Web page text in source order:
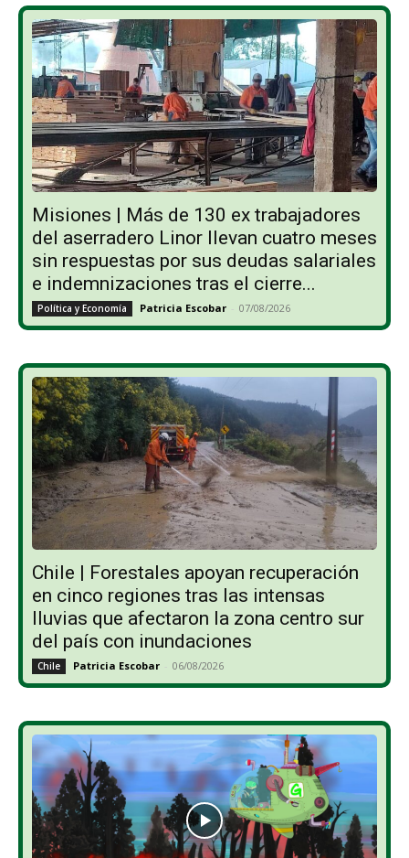
Misiones | Más de 130 ex trabajadores
del aserradero Linor llevan cuatro meses
sin respuestas por sus deudas salariales
e indemnizaciones tras el cierre...
Política y Economía Patricia Escobar - 07/08/2026
Chile | Forestales apoyan recuperación
en cinco regiones tras las intensas
lluvias que afectaron la zona centro sur
del país con inundaciones
Chile Patricia Escobar - 06/08/2026